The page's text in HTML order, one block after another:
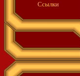
Ссылки